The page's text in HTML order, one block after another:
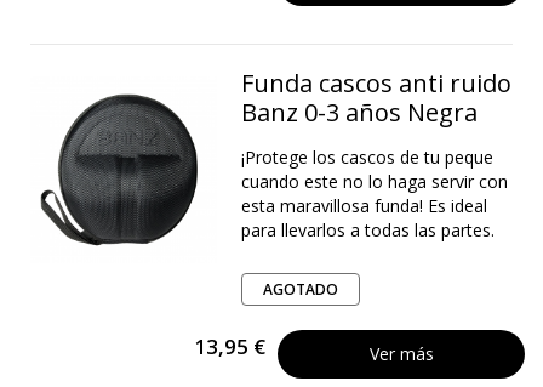
Funda cascos anti ruido
Banz 0-3 años Negra
¡Protege los cascos de tu peque
cuando este no lo haga servir con
esta maravillosa funda! Es ideal
para llevarlos a todas las partes.
AGOTADO
13,95 € Ver más